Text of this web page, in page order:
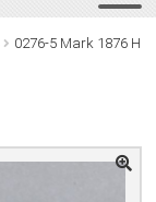
0276-5 Mark 1876 H